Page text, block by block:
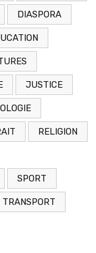
DIASPORA
JUSTICE
RELIGION
SPORT
TRANSPORT